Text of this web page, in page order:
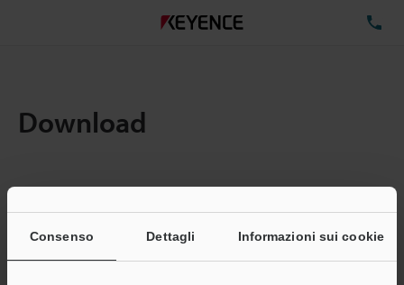
Consenso Dettagli Informazioni sui cookie
Download
Quantita: 1Dimensioni file totali:0.71MB